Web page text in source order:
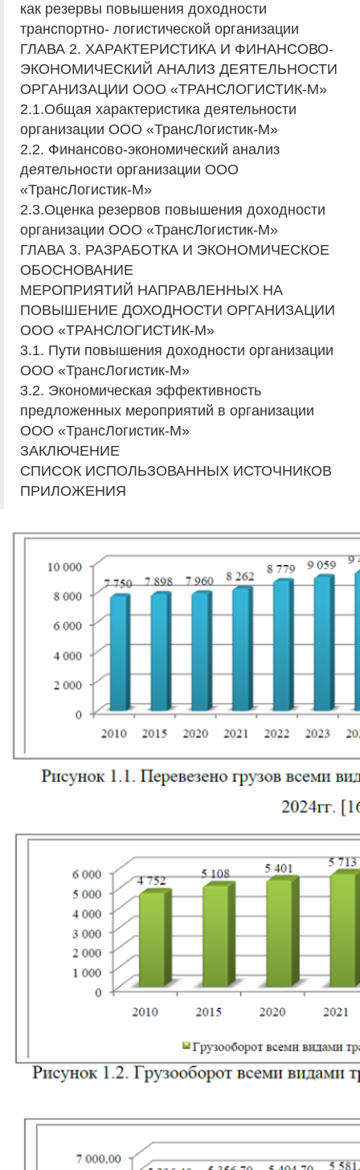
как резервы повышения доходности
транспортно- логистической организации
ГЛАВА 2. ХАРАКТЕРИСТИКА И ФИНАНСОВО-
ЭКОНОМИЧЕСКИЙ АНАЛИЗ ДЕЯТЕЛЬНОСТИ
ОРГАНИЗАЦИИ ООО «ТРАНСЛОГИСТИК-М»
2.1.Общая характеристика деятельности
организации ООО «ТрансЛогистик-М»
2.2. Финансово-экономический анализ
деятельности организации ООО
«ТрансЛогистик-М»
2.3.Оценка резервов повышения доходности
организации ООО «ТрансЛогистик-М»
ГЛАВА 3. РАЗРАБОТКА И ЭКОНОМИЧЕСКОЕ
ОБОСНОВАНИЕ
МЕРОПРИЯТИЙ НАПРАВЛЕННЫХ НА
ПОВЫШЕНИЕ ДОХОДНОСТИ ОРГАНИЗАЦИИ
ООО «ТРАНСЛОГИСТИК-М»
3.1. Пути повышения доходности организации
ООО «ТрансЛогистик-М»
3.2. Экономическая эффективность
предложенных мероприятий в организации
ООО «ТрансЛогистик-М»
ЗАКЛЮЧЕНИЕ
СПИСОК ИСПОЛЬЗОВАННЫХ ИСТОЧНИКОВ
ПРИЛОЖЕНИЯ